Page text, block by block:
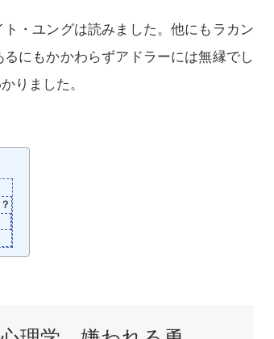
・ユングは読みました。他にもラカン
にもかかわらずアドラーには無縁でし
りました。